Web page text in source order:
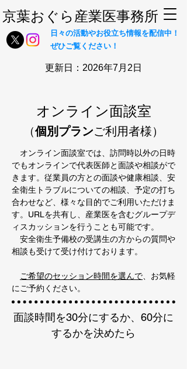
​京葉おぐら産業医事務所
日々の活動やお役立ち情報を配信中！
ぜひご覧ください！
更新日：2026年7月2日
オンライン面談室
（個別プランご利用者様）
オンライン面談室では、訪問時以外の日時
でもオンラインで代表医師と面談や相談がで
きます。従業員の方との面談や健康相談、安
全衛生トラブルについての相談、予定の打ち
合わせなど、様々な目的でご利用いただけま
す。URLを共有し、産業医を含むグループデ
ィスカッションを行うことも可能です。
安全衛生予備校の受講生の方からの質問や
相談も受けて受け付けております。
ご希望のセッション時間を選んで 、お気軽
にご予約ください。
​面談時間を30分にするか、60分に
するかを決めたら